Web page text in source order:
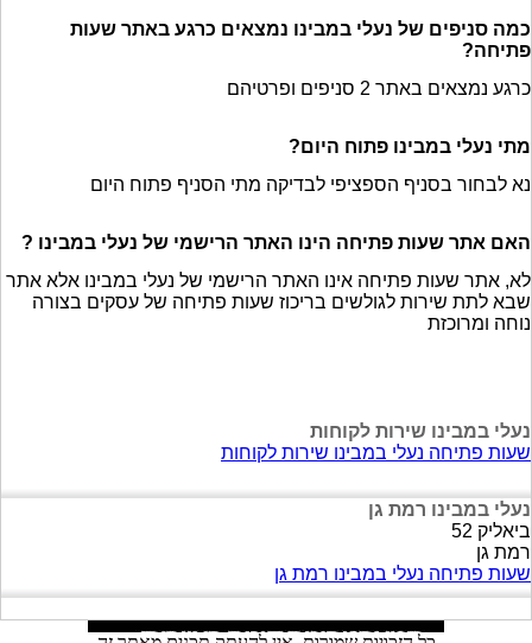
כמה סניפים של נעלי במבינו נמצאים כרגע באתר שעות
פתיחה?
כרגע נמצאים באתר 2 סניפים ופרטיהם
מתי נעלי במבינו פתוח היום?
נא לבחור בסניף הספציפי לבדיקה מתי הסניף פתוח היום
האם אתר שעות פתיחה הינו האתר הרישמי של נעלי במבינו ?
לא, אתר שעות פתיחה אינו האתר הרישמי של נעלי במבינו אלא אתר
שבא לתת שירות לגולשים בריכוז שעות פתיחה של עסקים בצורה
נוחה ומרוכזת
נעלי במבינו שירות לקוחות
שעות פתיחה נעלי במבינו שירות לקוחות
נעלי במבינו רמת גן
ביאליק 52
רמת גן
שעות פתיחה נעלי במבינו רמת גן